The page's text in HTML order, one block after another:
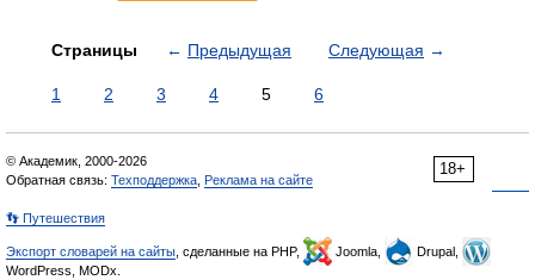
Страницы ← Предыдущая Следующая →
1 2 3 4 5 6
18+
© Академик, 2000-2026
Обратная связь: Техподдержка Реклама на сайте
👣 Путешествия
Экспорт словарей на сайты , сделанные на PHP, Joomla,
Drupal,
WordPress, MODx.